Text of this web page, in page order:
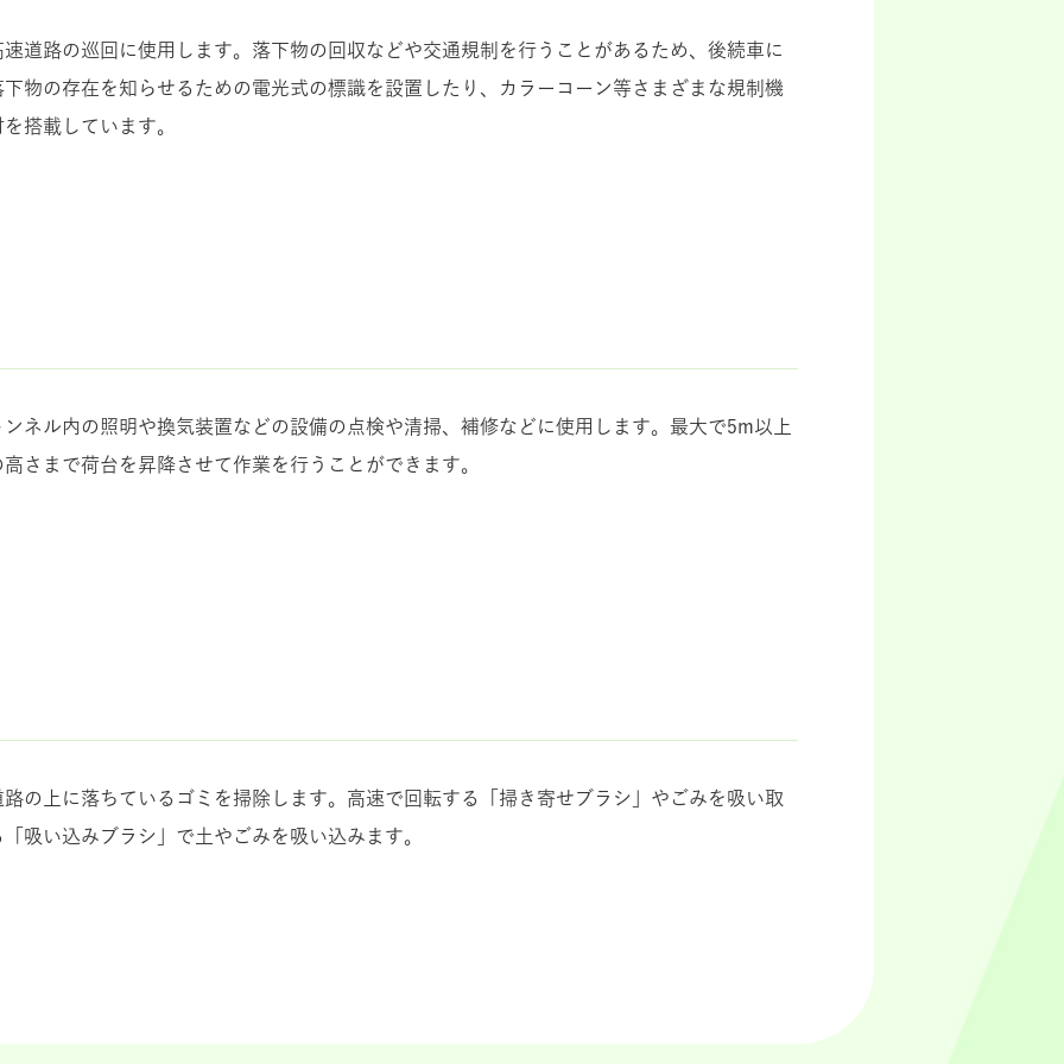
速道路の巡回に使用します。落下物の回収などや交通規制を行うことがあるため、後続車に
下物の存在を知らせるための電光式の標識を設置したり、カラーコーン等さまざまな規制機
を搭載しています。
ンネル内の照明や換気装置などの設備の点検や清掃、補修などに使用します。最大で5m以上
高さまで荷台を昇降させて作業を行うことができます。
路の上に落ちているゴミを掃除します。高速で回転する「掃き寄せブラシ」やごみを吸い取
「吸い込みブラシ」で土やごみを吸い込みます。